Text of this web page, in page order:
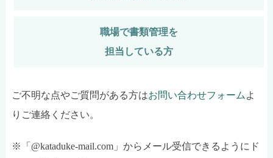
職場で書類管理を
担当している方
ご不明な点やご質問がある方はお問い合わせフォーム よ
りご連絡ください。
※「@kataduke-mail.com」からメール受信できるようにド